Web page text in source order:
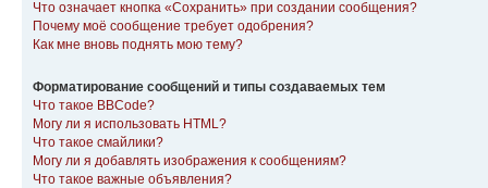
Что означает кнопка «Сохранить» при создании сообщения?
Почему моё сообщение требует одобрения?
Как мне вновь поднять мою тему?
Форматирование сообщений и типы создаваемых тем
Что такое BBCode?
Могу ли я использовать HTML?
Что такое смайлики?
Могу ли я добавлять изображения к сообщениям?
Что такое важные объявления?